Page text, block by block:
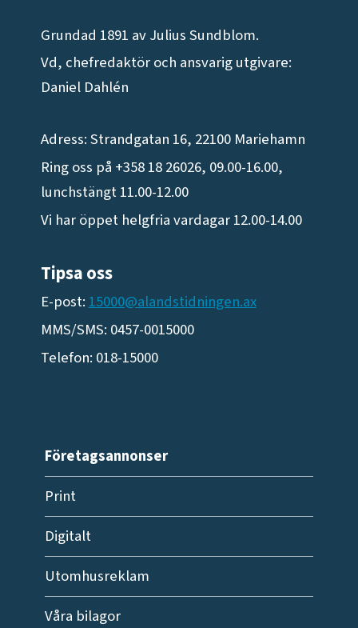
Grundad 1891 av Julius Sundblom.
Vd, chefredaktör och ansvarig utgivare:
Daniel Dahlén
Adress: Strandgatan 16, 22100 Mariehamn
Ring oss på +358 18 26026, 09.00-16.00,
lunchstängt 11.00-12.00
Vi har öppet helgfria vardagar 12.00-14.00
Tipsa oss
E-post: 15000@alandstidningen.ax
MMS/SMS: 0457-0015000
Telefon: 018-15000
Företagsannonser
Print
Digitalt
Utomhusreklam
Våra bilagor